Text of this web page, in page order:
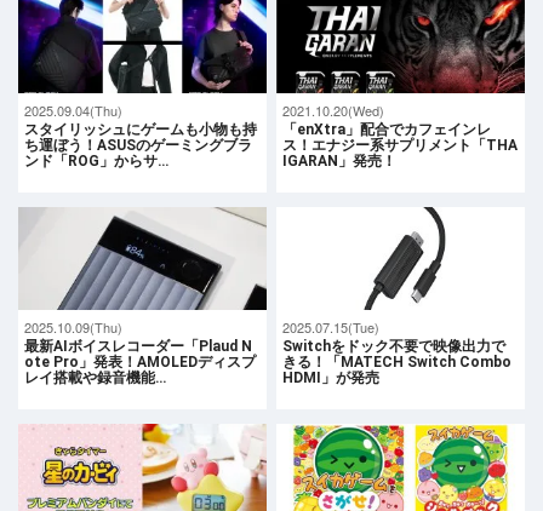
2025.09.04(Thu)
スタイリッシュにゲームも小物も持
ち運ぼう！ASUSのゲーミングブラ
ンド「ROG」からサ…
2021.10.20(Wed)
「enXtra」配合でカフェインレ
ス！エナジー系サプリメント「THA
IGARAN」発売！
2025.10.09(Thu)
最新AIボイスレコーダー「Plaud N
ote Pro」発表！AMOLEDディスプ
レイ搭載や録音機能…
2025.07.15(Tue)
Switchをドック不要で映像出力で
きる！「MATECH Switch Combo
HDMI」が発売